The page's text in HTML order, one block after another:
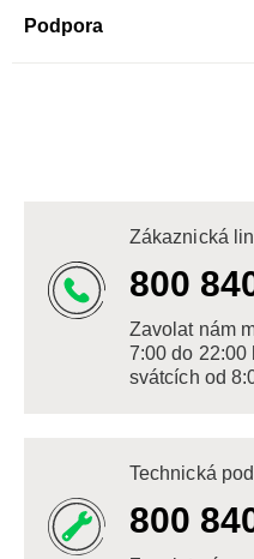
Podpora
Zákaznická
800
Zavolat nám
7:00 do 22:00
svátcích od
Technická
800